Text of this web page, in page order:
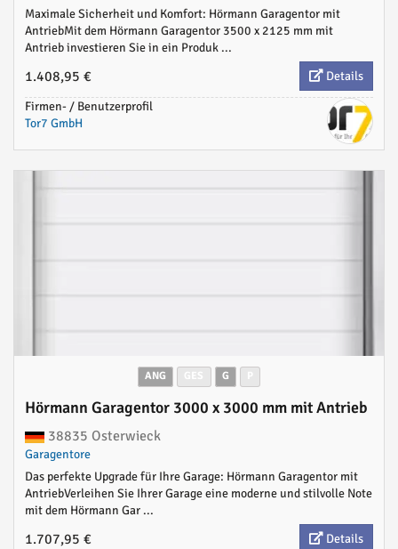
Maximale Sicherheit und Komfort: Hörmann Garagentor mit
AntriebMit dem Hörmann Garagentor 3500 x 2125 mm mit
Antrieb investieren Sie in ein Produk ...
1.408,95 €
Details
Firmen- / Benutzerprofil
Tor7 GmbH
ANG G
Hörmann Garagentor 3000 x 3000 mm mit Antrieb
38835 Osterwieck
Garagentore
Das perfekte Upgrade für Ihre Garage: Hörmann Garagentor mit
AntriebVerleihen Sie Ihrer Garage eine moderne und stilvolle Note
mit dem Hörmann Gar ...
1.707,95 €
Details